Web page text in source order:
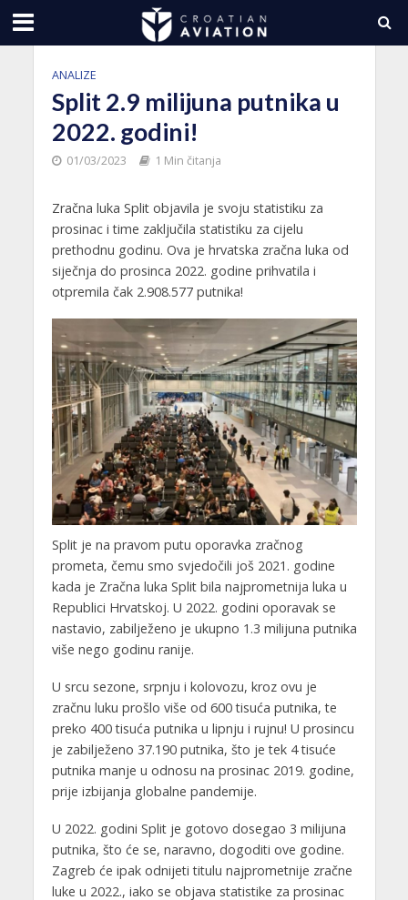
ANALIZE
Split 2.9 milijuna putnika u
2022. godini!
01/03/2023 1 Min čitanja
Zračna luka Split objavila je svoju statistiku za
prosinac i time zaključila statistiku za cijelu
prethodnu godinu. Ova je hrvatska zračna luka od
siječnja do prosinca 2022. godine prihvatila i
otpremila čak 2.908.577 putnika!
Split je na pravom putu oporavka zračnog
prometa, čemu smo svjedočili još 2021. godine
kada je Zračna luka Split bila najprometnija luka u
Republici Hrvatskoj. U 2022. godini oporavak se
nastavio, zabilježeno je ukupno 1.3 milijuna putnika
više nego godinu ranije.
U srcu sezone, srpnju i kolovozu, kroz ovu je
zračnu luku prošlo više od 600 tisuća putnika, te
preko 400 tisuća putnika u lipnju i rujnu! U prosincu
je zabilježeno 37.190 putnika, što je tek 4 tisuće
putnika manje u odnosu na prosinac 2019. godine,
prije izbijanja globalne pandemije.
U 2022. godini Split je gotovo dosegao 3 milijuna
putnika, što će se, naravno, dogoditi ove godine.
Zagreb će ipak odnijeti titulu najprometnije zračne
luke u 2022., iako se objava statistike za prosinac